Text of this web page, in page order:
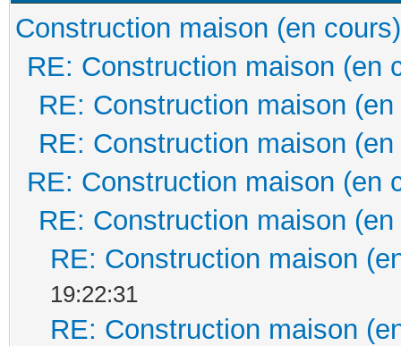
Construction maison (en cours)
RE: Construction maison (en
RE: Construction maison
RE: Construction maison
RE: Construction maison (en
RE: Construction maison
RE: Construction maison
19:22:31
RE: Construction maison